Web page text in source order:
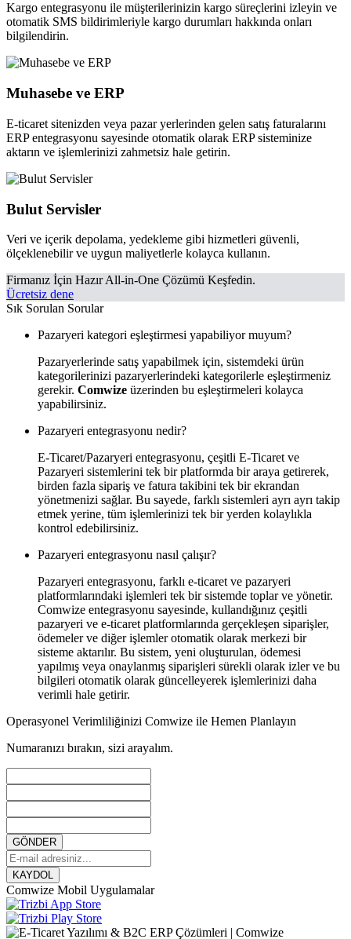
Kargo entegrasyonu ile müşterilerinizin kargo süreçlerini izleyin ve
otomatik SMS bildirimleriyle kargo durumları hakkında onları
bilgilendirin.
Muhasebe ve ERP
E-ticaret sitenizden veya pazar yerlerinden gelen satış faturalarını
ERP entegrasyonu sayesinde otomatik olarak ERP sisteminize
aktarın ve işlemlerinizi zahmetsiz hale getirin.
Bulut Servisler
Veri ve içerik depolama, yedekleme gibi hizmetleri güvenli,
ölçeklenebilir ve uygun maliyetlerle kolayca kullanın.
Firmanız İçin Hazır All-in-One Çözümü Keşfedin.
Ücretsiz dene
Sık Sorulan Sorular
Pazaryeri kategori eşleştirmesi yapabiliyor muyum?
Pazaryerlerinde satış yapabilmek için, sistemdeki ürün
kategorilerinizi pazaryerlerindeki kategorilerle eşleştirmeniz
gerekir. Comwize üzerinden bu eşleştirmeleri kolayca
yapabilirsiniz.
Pazaryeri entegrasyonu nedir?
E-Ticaret/Pazaryeri entegrasyonu, çeşitli E-Ticaret ve
Pazaryeri sistemlerini tek bir platformda bir araya getirerek,
birden fazla sipariş ve fatura takibini tek bir ekrandan
yönetmenizi sağlar. Bu sayede, farklı sistemleri ayrı ayrı takip
etmek yerine, tüm işlemlerinizi tek bir yerden kolaylıkla
kontrol edebilirsiniz.
Pazaryeri entegrasyonu nasıl çalışır?
Pazaryeri entegrasyonu, farklı e-ticaret ve pazaryeri
platformlarındaki işlemleri tek bir sistemde toplar ve yönetir.
Comwize entegrasyonu sayesinde, kullandığınız çeşitli
pazaryeri ve e-ticaret platformlarında gerçekleşen siparişler,
ödemeler ve diğer işlemler otomatik olarak merkezi bir
sisteme aktarılır. Bu sistem, yeni oluşturulan, ödemesi
yapılmış veya onaylanmış siparişleri sürekli olarak izler ve bu
bilgileri otomatik olarak güncelleyerek işlemlerinizi daha
verimli hale getirir.
Operasyonel Verimliliğinizi Comwize ile Hemen Planlayın
Numaranızı bırakın, sizi arayalım.
GÖNDER
KAYDOL
Comwize Mobil Uygulamalar